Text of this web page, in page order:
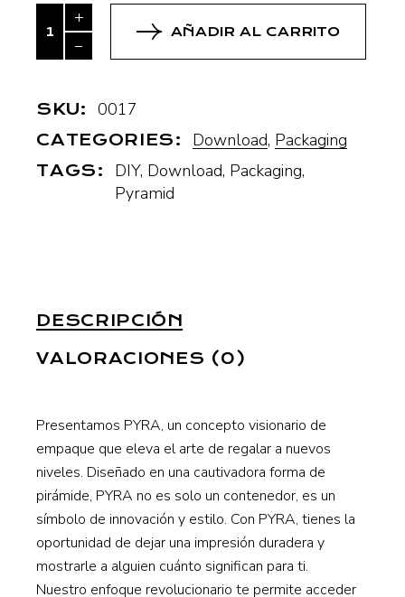
PYRAMID Packaging quantity
AÑADIR AL CARRITO
SKU: 0017
CATEGORIES: Download, Packaging
TAGS: DIY, Download, Packaging,
Pyramid
DESCRIPCIÓN
VALORACIONES (0)
Presentamos PYRA, un concepto visionario de
empaque que eleva el arte de regalar a nuevos
niveles. Diseñado en una cautivadora forma de
pirámide, PYRA no es solo un contenedor, es un
símbolo de innovación y estilo. Con PYRA, tienes la
oportunidad de dejar una impresión duradera y
mostrarle a alguien cuánto significan para ti.
Nuestro enfoque revolucionario te permite acceder